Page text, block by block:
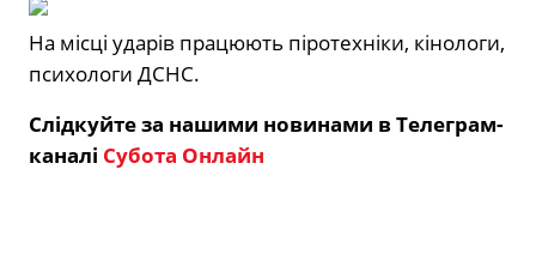
На місці ударів працюють піротехніки, кінологи,
психологи ДСНС.
Слідкуйте за нашими новинами в Телеграм-
каналі Субота Онлайн